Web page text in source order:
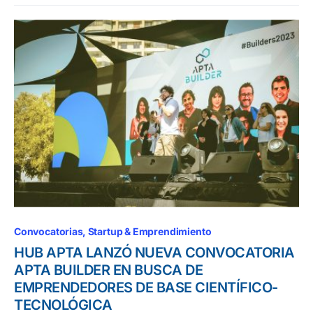
Convocatorias Startup & Emprendimiento
HUB APTA LANZÓ NUEVA CONVOCATORIA
APTA BUILDER EN BUSCA DE
EMPRENDEDORES DE BASE CIENTÍFICO-
TECNOLÓGICA